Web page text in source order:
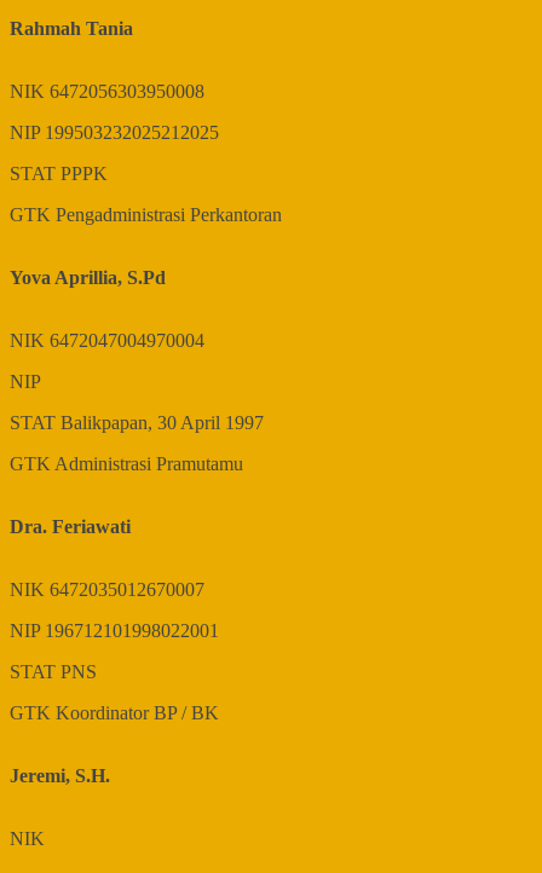
Rahmah Tania
NIK 6472056303950008
NIP 199503232025212025
STAT PPPK
GTK Pengadministrasi Perkantoran
Yova Aprillia, S.Pd
NIK 6472047004970004
NIP
STAT Balikpapan, 30 April 1997
GTK Administrasi Pramutamu
Dra. Feriawati
NIK 6472035012670007
NIP 196712101998022001
STAT PNS
GTK Koordinator BP / BK
Jeremi, S.H.
NIK